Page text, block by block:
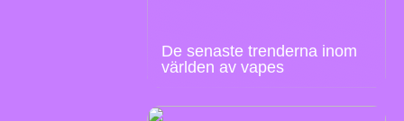
De senaste trenderna inom
världen av vapes